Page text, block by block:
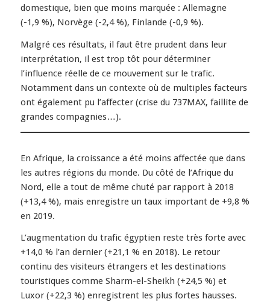
domestique, bien que moins marquée : Allemagne
(-1,9 %), Norvège (-2,4 %), Finlande (-0,9 %).
Malgré ces résultats, il faut être prudent dans leur
interprétation, il est trop tôt pour déterminer
l’influence réelle de ce mouvement sur le trafic.
Notamment dans un contexte où de multiples facteurs
ont également pu l’affecter (crise du 737MAX, faillite de
grandes compagnies…).
En Afrique, la croissance a été moins affectée que dans
les autres régions du monde. Du côté de l’Afrique du
Nord, elle a tout de même chuté par rapport à 2018
(+13,4 %), mais enregistre un taux important de +9,8 %
en 2019.
L’augmentation du trafic égyptien reste très forte avec
+14,0 % l’an dernier (+21,1 % en 2018). Le retour
continu des visiteurs étrangers et les destinations
touristiques comme Sharm-el-Sheikh (+24,5 %) et
Luxor (+22,3 %) enregistrent les plus fortes hausses.